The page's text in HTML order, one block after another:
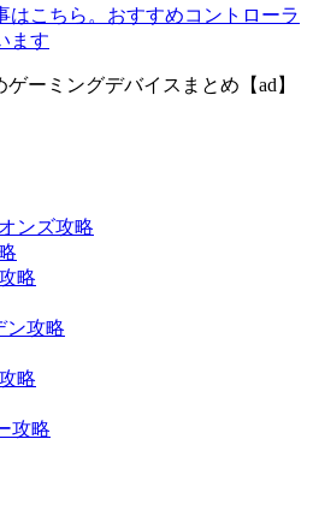
はこちら。おすすめコントローラ
ます
ーミングデバイスまとめ【ad】
ンズ攻略
略
ン攻略
略
攻略